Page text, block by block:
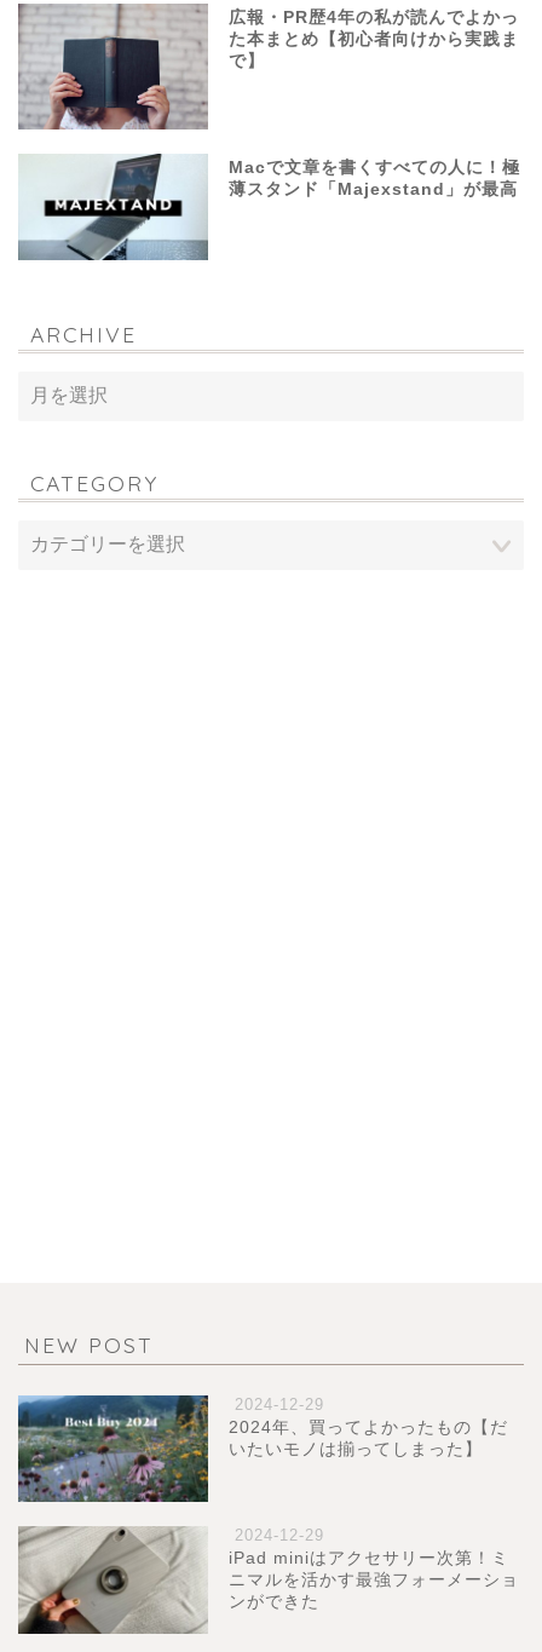
広報・PR歴4年の私が読んでよかっ
た本まとめ【初心者向けから実践ま
で】
Macで文章を書くすべての人に！極
薄スタンド「Majexstand」が最高
ARCHIVE
CATEGORY
NEW POST
2024-12-29
2024年、買ってよかったもの【だ
いたいモノは揃ってしまった】
2024-12-29
iPad miniはアクセサリー次第！ミ
ニマルを活かす最強フォーメーショ
ンができた